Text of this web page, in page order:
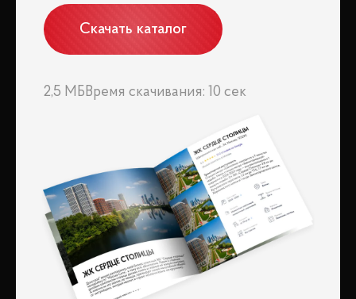
Скачать каталог
2,5 МБ Время скачивания: 10 сек